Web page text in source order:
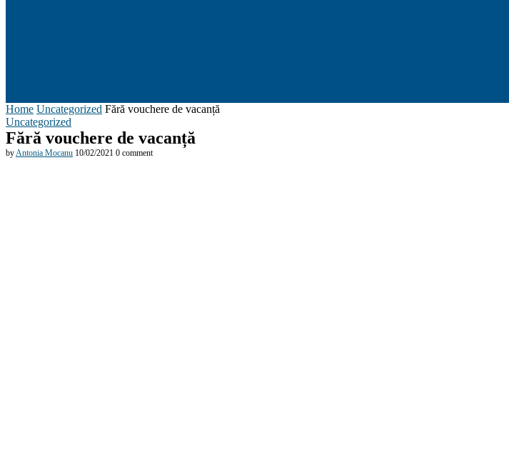
Home Uncategorized Fără vouchere de vacanță
Uncategorized
Fără vouchere de vacanță
byAntonia Mocanu 10/02/2021 0 comment